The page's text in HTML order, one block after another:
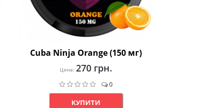
Cuba Ninja Orange (150 мг)
Цена:270 грн.
0
КУПИТИ